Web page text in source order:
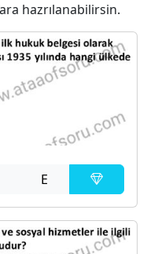
hazrılanabilirsin.
E